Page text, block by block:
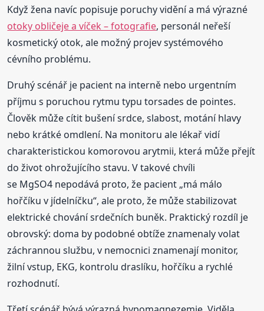
Když žena navíc popisuje poruchy vidění a má výrazné
otoky obličeje a víček – fotografie, personál neřeší
kosmetický otok, ale možný projev systémového
cévního problému.
Druhý scénář je pacient na interně nebo urgentním
příjmu s poruchou rytmu typu torsades de pointes.
Člověk může cítit bušení srdce, slabost, motání hlavy
nebo krátké omdlení. Na monitoru ale lékař vidí
charakteristickou komorovou arytmii, která může přejít
do život ohrožujícího stavu. V takové chvíli
se MgSO4 nepodává proto, že pacient „má málo
hořčíku v jídelníčku“, ale proto, že může stabilizovat
elektrické chování srdečních buněk. Praktický rozdíl je
obrovský: doma by podobné obtíže znamenaly volat
záchrannou službu, v nemocnici znamenají monitor,
žilní vstup, EKG, kontrolu draslíku, hořčíku a rychlé
rozhodnutí.